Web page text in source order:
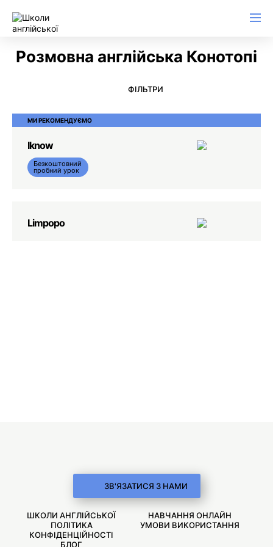
Розмовна англійська Конотопі
ФІЛЬТРИ
МИ РЕКОМЕНДУЄМО
Iknow
Безкоштовний
пробний урок
Limpopo
ЗВ'ЯЗАТИСЯ З НАМИ
ШКОЛИ АНГЛІЙСЬКОЇ
НАВЧАННЯ ОНЛАЙН
ПОЛІТИКА
КОНФІДЕНЦІЙНОСТІ
УМОВИ ВИКОРИСТАННЯ
БЛОГ